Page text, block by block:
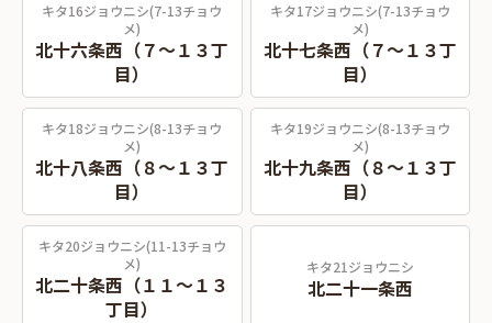
キタ16ジョウニシ(7-13チョウ
メ)
北十六条西（７～１３丁
目）
キタ17ジョウニシ(7-13チョウ
メ)
北十七条西（７～１３丁
目）
キタ18ジョウニシ(8-13チョウ
メ)
北十八条西（８～１３丁
目）
キタ19ジョウニシ(8-13チョウ
メ)
北十九条西（８～１３丁
目）
キタ20ジョウニシ(11-13チョウ
メ)
北二十条西（１１～１３
丁目）
キタ21ジョウニシ
北二十一条西